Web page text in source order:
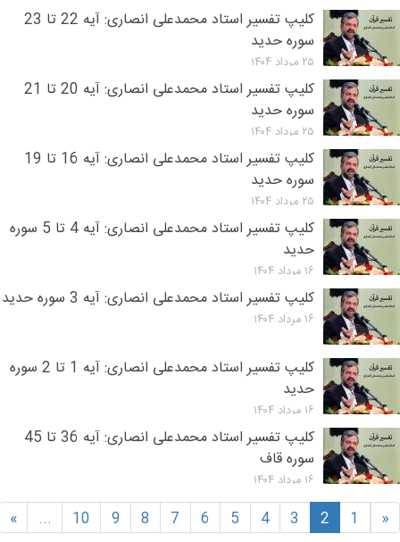
25
تاکلیپ تفسیر استاد محمدعلی انصاری: آیه 22 تا 23
سوره حدید
۲۵ مرداد ۱۴۰۴
کلیپ تفسیر استاد محمدعلی انصاری: آیه 20 تا 21
سوره حدید
۲۵ مرداد ۱۴۰۴
کلیپ تفسیر استاد محمدعلی انصاری: آیه 16 تا 19
سوره حدید
۲۵ مرداد ۱۴۰۴
کلیپ تفسیر استاد محمدعلی انصاری: آیه 4 تا 5 سوره
حدید
۱۶ مرداد ۱۴۰۴
کلیپ تفسیر استاد محمدعلی انصاری: آیه 3 سوره حدید
۱۶ مرداد ۱۴۰۴
کلیپ تفسیر استاد محمدعلی انصاری: آیه 1 تا 2 سوره
حدید
۱۶ مرداد ۱۴۰۴
کلیپ تفسیر استاد محمدعلی انصاری: آیه 36 تا 45
سوره قاف
۱۶ مرداد ۱۴۰۴
«
1
2
3
4
5
6
7
8
9
10
...
»